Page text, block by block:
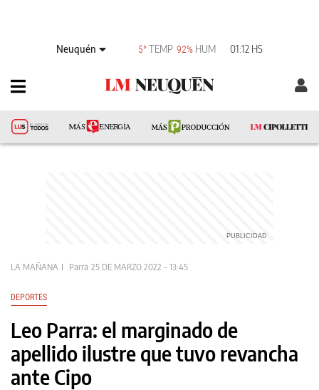
Neuquén 5°TEMP 92% HUM 01:12 HS
LA MAÑANA Parra 25 DE MARZO 2022 - 13:45
DEPORTES
Leo Parra: el marginado de
apellido ilustre que tuvo revancha
ante Cipo